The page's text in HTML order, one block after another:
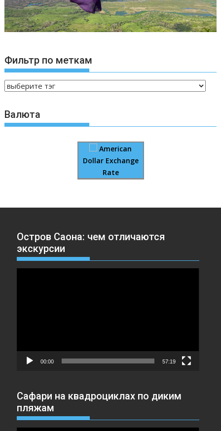
Фильтр по меткам
Валюта
American
Dollar Exchange
Rate
Остров Саона: чем отличаются
экскурсии
00:00 57:19
Сафари на квадроциклах по диким
пляжам